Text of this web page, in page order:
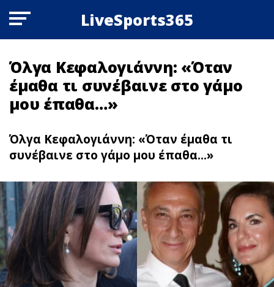
LiveSports365
Όλγα Κεφαλογιάννη: «Όταν
έμαθα τι συνέβαινε στο γάμο
μου έπαθα…»
Όλγα Κεφαλογιάννη: «Όταν έμαθα τι
συνέβαινε στο γάμο μου έπαθα...»